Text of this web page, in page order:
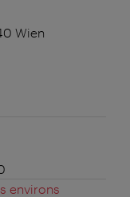
Wien
environs